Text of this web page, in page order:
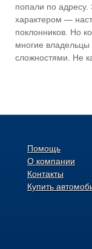
попали по адресу.
характером —
поклонников. Но
многие владельцы
сложностями. Не
Помощь
О компании
Контакты
Купить